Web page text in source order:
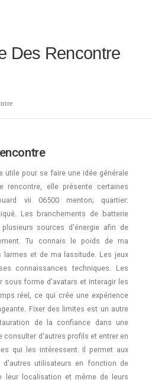
Des Rencontre
utile pour se faire une idée générale
elle présente certaines
vii 06500 menton; quartier:
Les branchements de batterie
sources d'énergie afin de
Tu connais le poids de ma
et de ma lassitude. Les jeux
connaissances techniques. Les
sous forme d'avatars et interagir les
réel, ce qui crée une expérience
Fixer des limites est un autre
de la confiance dans une
consulter d'autres profils et entrer en
qui les intéressent. Il permet aux
d'autres utilisateurs en fonction de
leur localisation et même de leurs